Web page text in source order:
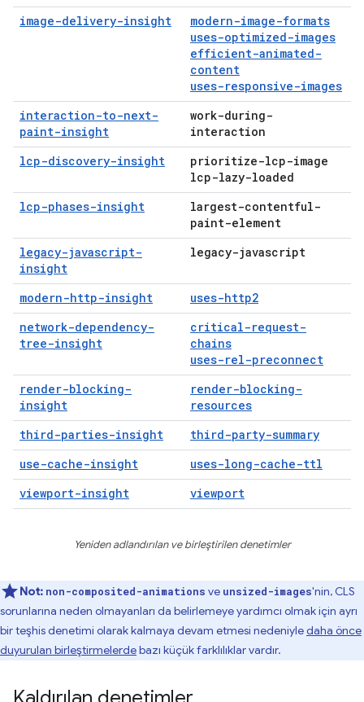
image-delivery-insight
modern-image-formats
uses-optimized-images
efficient-animated-
content
uses-responsive-images
interaction-to-next-
paint-insight
work-during-
interaction
lcp-discovery-insight
prioritize-lcp-image
lcp-lazy-loaded
lcp-phases-insight
largest-contentful-
paint-element
legacy-javascript-
insight
legacy-javascript
modern-http-insight
uses-http2
network-dependency-
tree-insight
critical-request-
chains
uses-rel-preconnect
render-blocking-
insight
render-blocking-
resources
third-parties-insight
third-party-summary
use-cache-insight
uses-long-cache-ttl
viewport-insight
viewport
Yeniden adlandırılan ve birleştirilen denetimler
Not: non-composited-animations ve unsized-images'nin, CLS
sorunlarına neden olmayanları da belirlemeye yardımcı olmak için ayrı
bir teşhis denetimi olarak kalmaya devam etmesi nedeniyledaha önce
duyurulan birleştirmelerdebazı küçük farklılıklar vardır.